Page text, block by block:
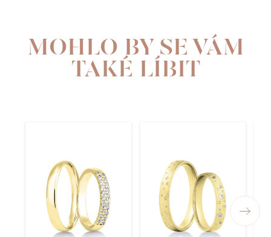
MOHLO BY SE VÁM
TAKÉ LÍBIT